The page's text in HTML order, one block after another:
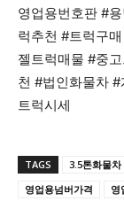
영업용번호판 #
럭추천 #트럭구
젤트럭매물 #중
천 #법인화물차
트럭시세
TAGS 3.5톤화물차
영업용넘버가격
영